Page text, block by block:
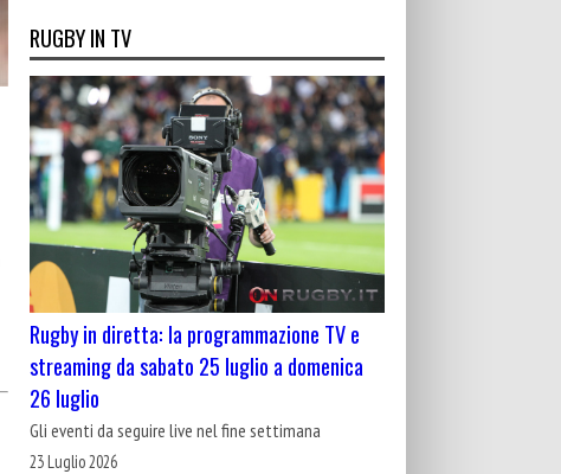
RUGBY IN TV
Rugby in diretta: la programmazione TV e
streaming da sabato 25 luglio a domenica
26 luglio
Gli eventi da seguire live nel fine settimana
23 Luglio 2026